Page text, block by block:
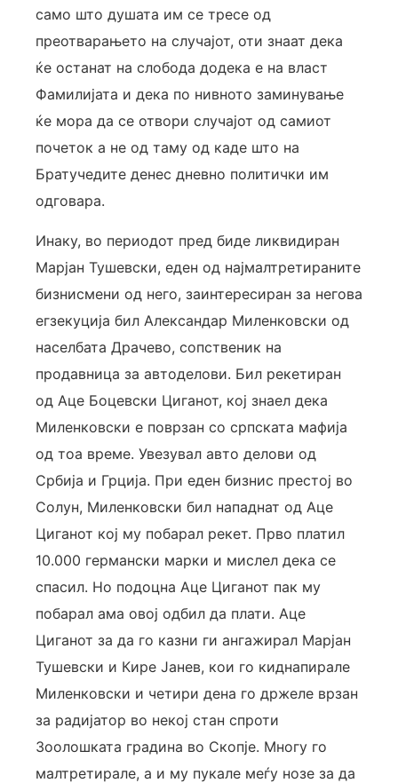
само што душата им се тресе од
преотварањето на случајот, оти знаат дека
ќе останат на слобода додека е на власт
Фамилијата и дека по нивното заминување
ќе мора да се отвори случајот од самиот
почеток а не од таму од каде што на
Братучедите денес дневно политички им
одговара.
Инаку, во периодот пред биде ликвидиран
Марјан Тушевски, еден од најмалтретираните
бизнисмени од него, заинтересиран за негова
егзекуција бил Александар Миленковски од
населбата Драчево, сопственик на
продавница за автоделови. Бил рекетиран
од Аце Боцевски Циганот, кој знаел дека
Миленковски е поврзан со српската мафија
од тоа време. Увезувал авто делови од
Србија и Грција. При еден бизнис престој во
Солун, Миленковски бил нападнат од Аце
Циганот кој му побарал рекет. Прво платил
10.000 германски марки и мислел дека се
спасил. Но подоцна Аце Циганот пак му
побарал ама овој одбил да плати. Аце
Циганот за да го казни ги ангажирал Марјан
Тушевски и Кире Јанев, кои го киднапирале
Миленковски и четири дена го држеле врзан
за радијатор во некој стан спроти
Зоолошката градина во Скопје. Многу го
малтретирале, а и му пукале меѓу нозе за да